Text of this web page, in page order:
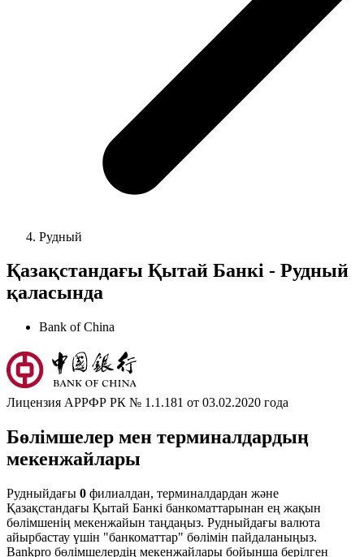
Рудный
Қазақстандағы Қытай Банкі - Рудный
қаласында
Bank of China
Лицензия АРРФР РК № 1.1.181 от 03.02.2020 года
Бөлімшелер мен терминалдардың
мекенжайлары
Рудныйдағы 0 филиалдан, терминалдардан және
Қазақстандағы Қытай Банкі банкоматтарынан ең жақын
бөлімшенің мекенжайын таңдаңыз. Рудныйдағы валюта
айырбастау үшін "банкоматтар" бөлімін пайдаланыңыз.
Bankpro бөлімшелердің мекенжайлары бойынша берілген